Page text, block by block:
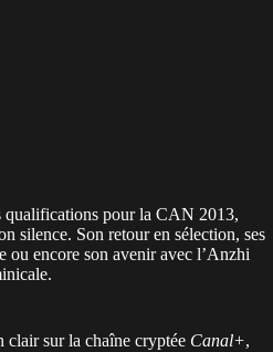
qualifications pour la CAN 2013,
silence. Son retour en sélection, ses
ou encore son avenir avec l’Anzhi
clair sur la chaîne cryptée Canal+,